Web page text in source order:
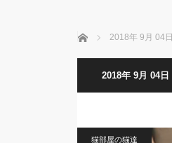
ホーム 2018年 9月 04日
2018年 9月 04日
猫部屋の猫達